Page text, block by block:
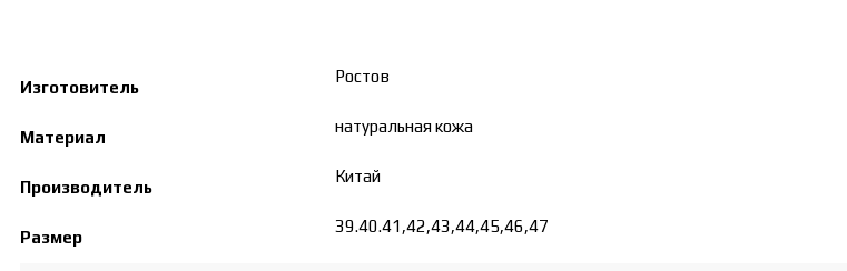
Изготовитель
Ростов
Материал
натуральная кожа
Производитель
Китай
Размер
39.40.41,42,43,44,45,46,47